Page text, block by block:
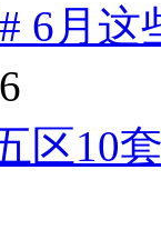
6月
区10